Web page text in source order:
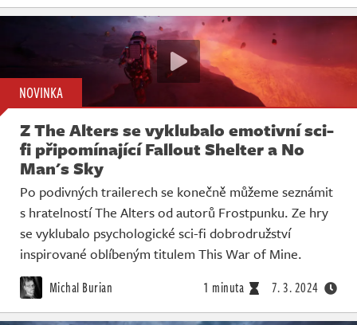
NOVINKA
Z The Alters se vyklubalo emotivní sci-
fi připomínající Fallout Shelter a No
Man's Sky
Po podivných trailerech se konečně můžeme seznámit
s hratelností The Alters od autorů Frostpunku. Ze hry
se vyklubalo psychologické sci-fi dobrodružství
inspirované oblíbeným titulem This War of Mine.
Michal Burian 1 minuta 7. 3. 2024